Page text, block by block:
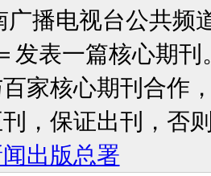
广播电视台公共频
发表一篇核心期刊
家核心期刊合作
，保证出刊，否
出版总署